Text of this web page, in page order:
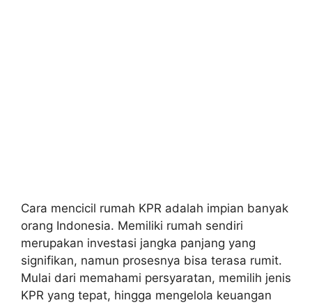
Cara mencicil rumah KPR adalah impian banyak
orang Indonesia. Memiliki rumah sendiri
merupakan investasi jangka panjang yang
signifikan, namun prosesnya bisa terasa rumit.
Mulai dari memahami persyaratan, memilih jenis
KPR yang tepat, hingga mengelola keuangan